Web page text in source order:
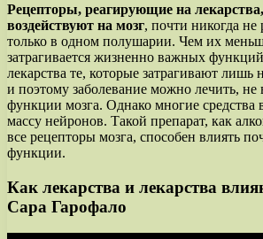
Рецепторы, реагирующие на
воздействуют на мозг, почти никогда не
только в одном полушарии. Чем их
затрагивается жизненно важных
лекарства те, которые затрагивают лишь
и поэтому заболевание можно лечить, не
функции мозга. Однако многие средства
массу нейронов. Такой препарат, как
все рецепторы мозга, способен влиять
функции.
Как лекарства и лекарства
Сара Гарофало